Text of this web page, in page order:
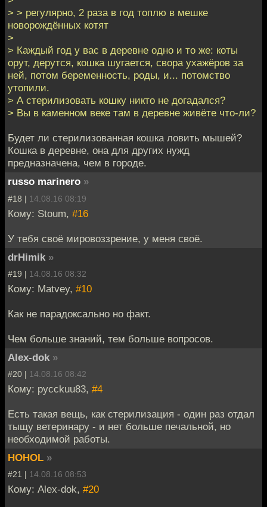
> > регулярно, 2 раза в год топлю в мешке
новорождённых котят
>
> Каждый год у вас в деревне одно и то же: коты
орут, дерутся, кошка шугается, свора ухажёров за
ней, потом беременность, роды, и... потомство
утопили.
> А стерилизовать кошку никто не догадался?
> Вы в каменном веке там в деревне живёте что-ли?
Будет ли стерилизованная кошка ловить мышей?
Кошка в деревне, она для других нужд
предназначена, чем в городе.
russo marinero »
#18 | 14.08.16 08:19
Кому: Stoum, #16
У тебя своё мировоззрение, у меня своё.
drHimik »
#19 | 14.08.16 08:32
Кому: Matvey, #10
Как не парадоксально но факт.
Чем больше знаний, тем больше вопросов.
Alex-dok »
#20 | 14.08.16 08:42
Кому: pycckuu83, #4
Есть такая вещь, как стерилизация - один раз отдал
тыщу ветеринару - и нет больше печальной, но
необходимой работы.
HOHOL »
#21 | 14.08.16 08:53
Кому: Alex-dok, #20